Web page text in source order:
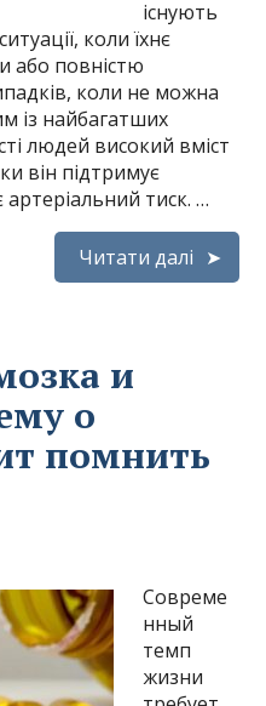
існують
коли їхнє
або повністю
коли не можна
із найбагатших
людей високий вміст
він підтримує
артеріальний тиск. …
Читати далі
и
о
помнить
Совреме
нный
темп
жизни